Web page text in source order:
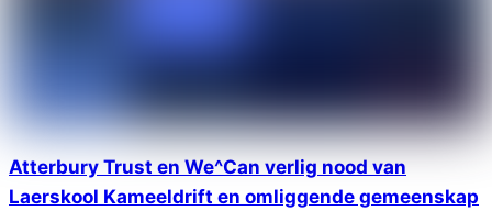
Atterbury Trust en We^Can verlig nood van
Laerskool Kameeldrift en omliggende gemeenskap